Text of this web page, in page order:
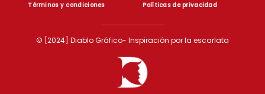
Términos y condiciones Políticas de privacidad
© [2024] Diablo Gráfico- Inspiración por la escarlata